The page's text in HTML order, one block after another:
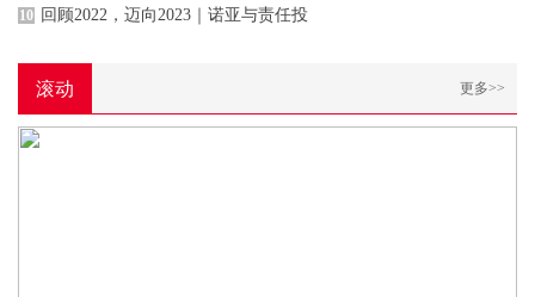
10 回顾2022，迈向2023｜诺亚与责任投
滚动 更多>>